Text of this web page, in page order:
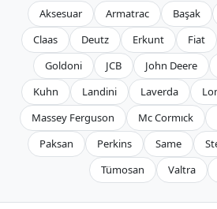
Aksesuar Armatrac Başak
Claas
Deutz Erkunt Fiat
Goldoni
JCB John Deere
Kuhn
Landini Laverda
Massey Ferguson
Mc Cormıck
Paksan
Perkins Same
Tümosan
Valtra